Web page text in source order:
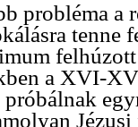
probléma a
tenne
a XVI-